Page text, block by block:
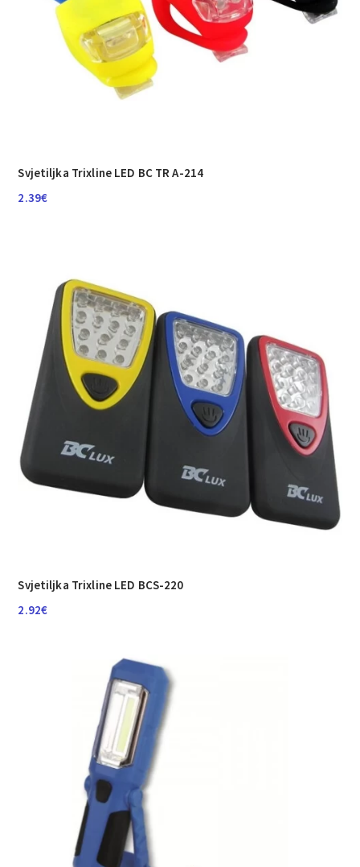
Svjetiljka Trixline LED BC TR A-214
2.39€
Svjetiljka Trixline LED BCS-220
2.92€